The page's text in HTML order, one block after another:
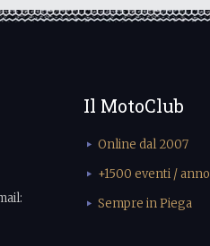
Il MotoClub
Online dal 2007
+1500 eventi / anno
Sempre in Piega